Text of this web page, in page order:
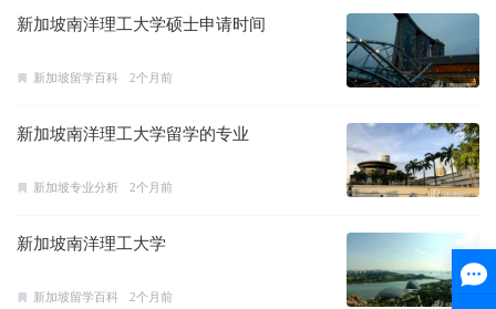
新加坡南洋理工大学硕士申请时间
新加坡留学百科 2个月前
新加坡南洋理工大学留学的专业
新加坡专业分析 2个月前
新加坡南洋理工大学
新加坡留学百科 2个月前